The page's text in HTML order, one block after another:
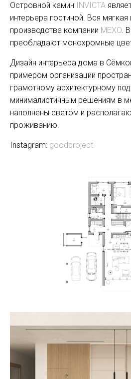
Островной камин INVICTA
интерьера гостиной. Вся
производства компании MEXO.
преобладают монохромные
Дизайн интерьера дома в
примером организации
грамотному архитектурному
минималистичным решениям в
наполнены светом и
проживанию.
Instagram: goodproject